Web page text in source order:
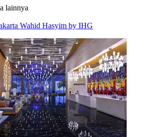
lainnya
Wahid Hasyim by IHG